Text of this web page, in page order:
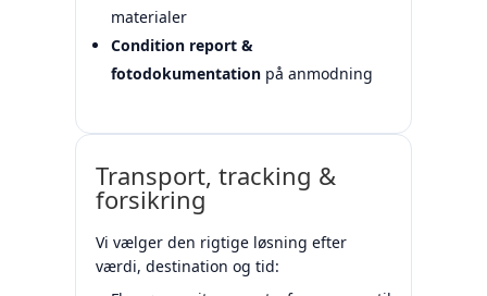
materialer
Condition report &
fotodokumentationpå anmodning
Transport, tracking &
forsikring
Vi vælger den rigtige løsning efter
værdi, destination og tid: